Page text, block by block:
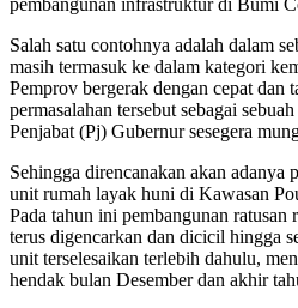
Salah satu contohnya adalah dalam
masih termasuk ke dalam kategori
Pemprov bergerak dengan cepat dan
permasalahan tersebut sebagai
Penjabat (Pj) Gubernur sesegera
Sehingga direncanakan akan adanya
unit rumah layak huni di Kawasan
Pada tahun ini pembangunan ratusan
terus digencarkan dan dicicil hingga
unit terselesaikan terlebih dahulu,
hendak bulan Desember dan akhir